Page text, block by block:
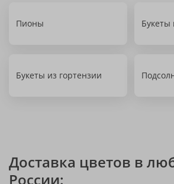
Пионы Букеты
Букеты из гортензии
Доставка цветов в
России: